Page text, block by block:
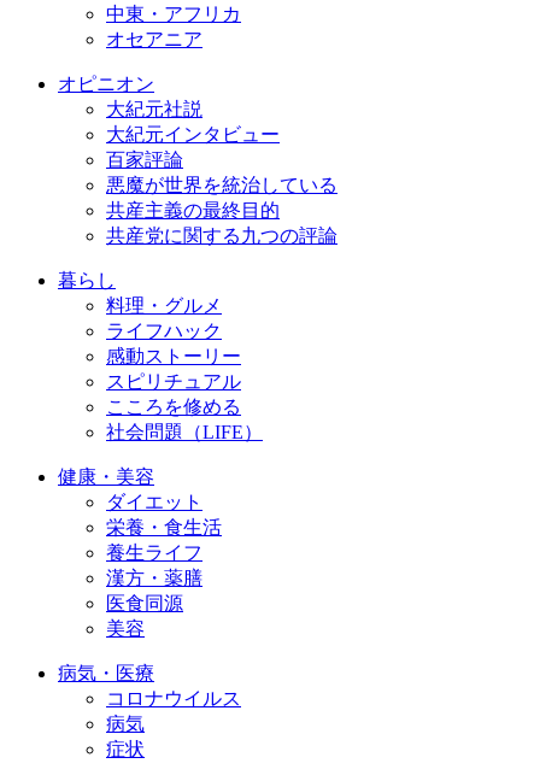
中東・アフリカ
オセアニア
オピニオン
大紀元社説
大紀元インタビュー
百家評論
悪魔が世界を統治している
共産主義の最終目的
共産党に関する九つの評論
暮らし
料理・グルメ
ライフハック
感動ストーリー
スピリチュアル
こころを修める
社会問題（LIFE）
健康・美容
ダイエット
栄養・食生活
養生ライフ
漢方・薬膳
医食同源
美容
病気・医療
コロナウイルス
病気
症状